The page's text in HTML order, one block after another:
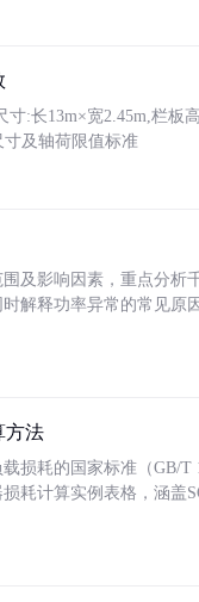
:长13m×宽2.45m,栏板
及轴荷限值标准
及影响因素，重点分析
解释功率异常的常见
方法
损耗的国家标准（GB/T
耗计算实例表格，涵盖